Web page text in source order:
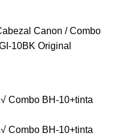
Canon
Combo
10BK Original